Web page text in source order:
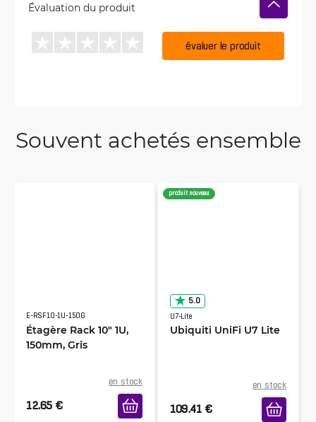
Évaluation du produit
évaluer le produit
Souvent achetés ensemble
E-RSF10-1U-150G
Étagère Rack 10" 1U,
150mm, Gris
en stock
12.65 €
produit nouveau
5.0
U7-Lite
Ubiquiti UniFi U7 Lite
en stock
109.41 €